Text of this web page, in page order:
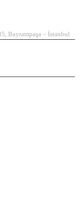
Bayrampaşa – İstanbul